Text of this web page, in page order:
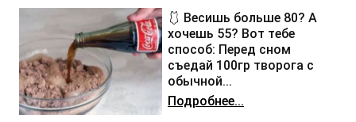
🩱 Весишь больше 80? А
хочешь 55? Вот тебе
способ: Перед сном
съедай 100гр творога с
обычной...
Подробнее...